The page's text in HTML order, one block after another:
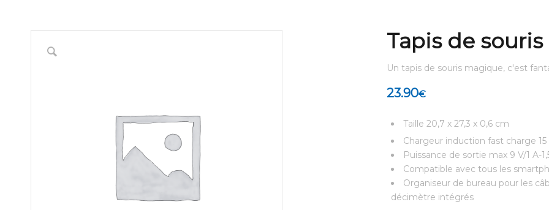
Tapis de
Un tapis de souris magique, c'est
23.90€
Taille 20,7 x 27,3 x 0,6 cm
Chargeur induction fast charge 15
Puissance de sortie max 9 V/1 A-
Compatible avec tous les
Organiseur de bureau pour les
décimètre intégrés